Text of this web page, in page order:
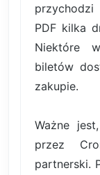
PDF kilka
Niektóre
biletów
zakupie.
Ważne
przez
partnerski.